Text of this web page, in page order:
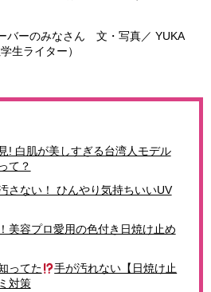
バーのみなさん 文・写真／ YUKA
生ライター）
! 白肌が美しすぎる台湾人モデル
て？
さない！ ひんやり気持ちいいUV
美容プロ愛用の色付き日焼け止め
ってた
手が汚れない【日焼け止
対策